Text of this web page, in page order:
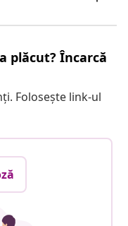
plăcut? Încarcă
Folosește link-ul